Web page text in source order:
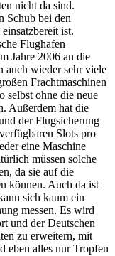
nicht da sind.
Schub bei den
ist.
Flughafen
Jahre 2006 an die
auch wieder sehr viele
Frachtmaschinen
selbst ohne die neue
Außerdem hat die
der Flugsicherung
Slots pro
eine Maschine
müssen solche
da sie auf die
können. Auch da ist
sich kaum ein
messen. Es wird
und der Deutschen
zu erweitern, mit
eben alles nur Tropfen